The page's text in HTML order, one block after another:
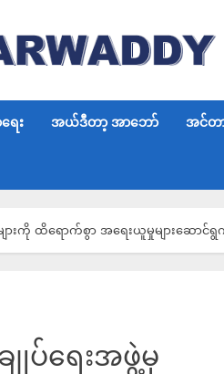
ေး အယ်ဒီတာ့ အာဘော် အင်တ
ျားကို ထိရောက်စွာ အရေးယူမှုများဆေ
ပ်ရေးအဖွဲ့မှ